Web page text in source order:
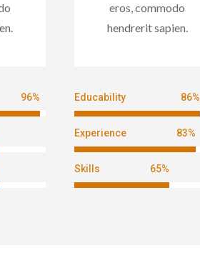
96%
eros, commodo
hendrerit sapien.
Educability 86%
Experience 83%
Skills 65%